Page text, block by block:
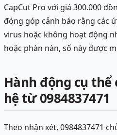
CapCut Pro với giá 300.000
đóng góp cảnh báo rằng các
virus hoặc không hoạt động
hoặc phàn nàn, số này được
Hành động cụ
hệ từ 0984837471
Theo nhận xét, 0984837471